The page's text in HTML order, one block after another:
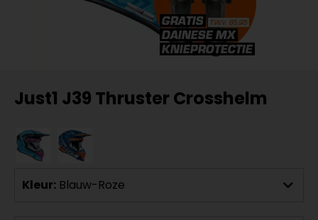
Just1 J39 Thruster Crosshelm
Kleur: Blauw-Roze